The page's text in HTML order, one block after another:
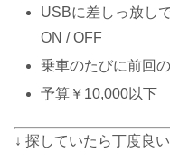
USBに差しっ放し
ON / OFF
乗車のたびに前回
予算￥10,000以下
↓ 探していたら丁度良